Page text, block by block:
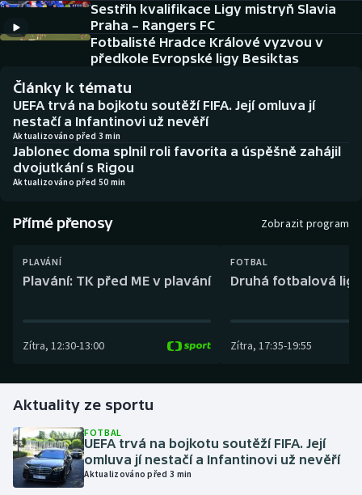
Americký fotbal
Baseball a softbal
Basketbal
Biatlon
Boby a skeleton
Box
Curling
Golf
Gymnastika
Házená
NEPŘEHLÉDNĚTE
Historické návraty
Aplikace ČT sport
AZ kvíz
Sestřih kvalifikace Ligy mistryň Slavia
Praha – Rangers FC
Fotbalisté Hradce Králové vyzvou v
předkole Evropské ligy Besiktas
Články k tématu
UEFA trvá na bojkotu soutěží FIFA. Její omluva jí
nestačí a Infantinovi už nevěří
Aktualizováno před 3 min
Jablonec doma splnil roli favorita a úspěšně zahájil
dvojutkání s Rigou
Aktualizováno před 50 min
Přímé přenosy Zobrazit program
PLAVÁNÍ
Plavání: TK před ME v plavání
Zítra, 12:30-13:00
FOTBAL
Druhá fotbalová
Zítra, 17:35-19:55
Aktuality ze sportu
FOTBAL
UEFA trvá na bojkotu soutěží FIFA. Její
omluva jí nestačí a Infantinovi už nevěří
Aktualizováno před 3 min